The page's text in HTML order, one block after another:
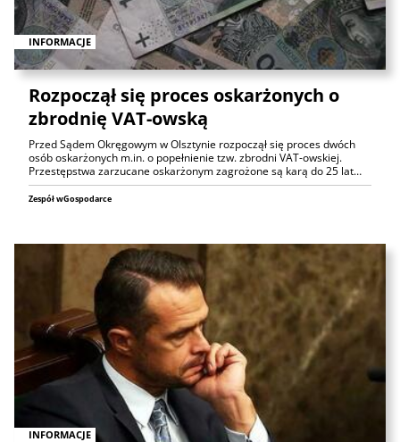
INFORMACJE
Rozpoczął się proces oskarżonych o
zbrodnię VAT-owską
Przed Sądem Okręgowym w Olsztynie rozpoczął się proces dwóch
osób oskarżonych m.in. o popełnienie tzw. zbrodni VAT-owskiej.
Przestępstwa zarzucane oskarżonym zagrożone są karą do 25 lat…
Zespół wGospodarce
INFORMACJE